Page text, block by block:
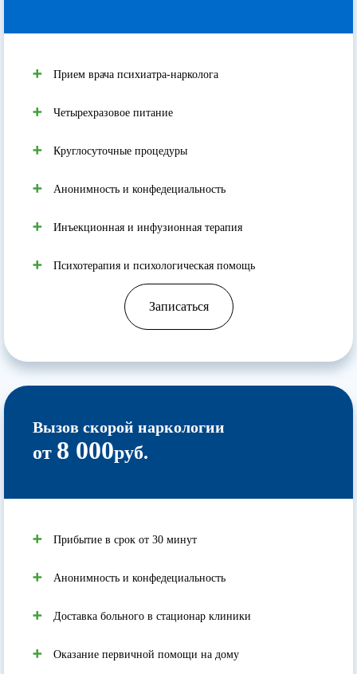
Прием врача психиатра-нарколога
Четырехразовое питание
Круглосуточные процедуры
Анонимность и конфедециальность
Инъекционная и инфузионная терапия
Психотерапия и психологическая помощь
Записаться
Вызов скорой наркологии
от 8 000руб.
Прибытие в срок от 30 минут
Анонимность и конфедециальность
Доставка больного в стационар клиники
Оказание первичной помощи на дому